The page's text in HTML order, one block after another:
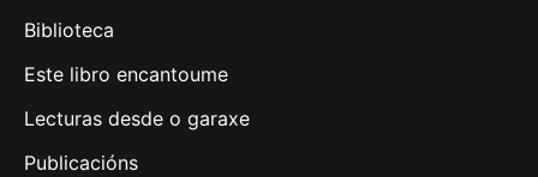
Biblioteca
Este libro encantoume
Lecturas desde o garaxe
Publicacións